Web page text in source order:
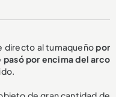
directo al tumaqueñopor
pasó por encima del arco